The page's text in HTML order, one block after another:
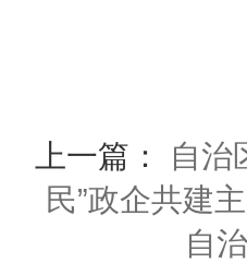
上一篇：
自治
民”政企共建
自